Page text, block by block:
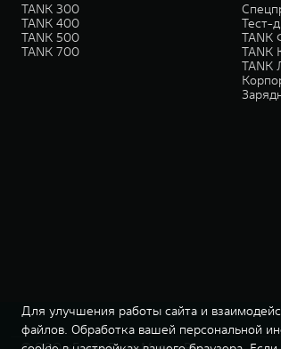
TANK 300
TANK 400
TANK 500
TANK 700
Тест-
TANK
TANK
TANK
Для улучшения работы сайта и
файлов. Обработка вашей персональной